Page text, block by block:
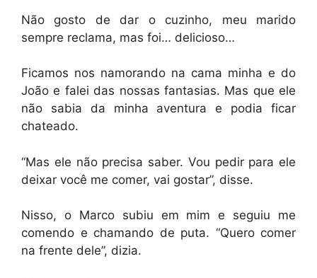
Não gosto de dar o cuzinho, meu marido
sempre reclama, mas foi… delicioso…
Ficamos nos namorando na cama minha e do
João e falei das nossas fantasias. Mas que ele
não sabia da minha aventura e podia ficar
chateado.
“Mas ele não precisa saber. Vou pedir para ele
deixar você me comer, vai gostar”, disse.
Nisso, o Marco subiu em mim e seguiu me
comendo e chamando de puta. “Quero comer
na frente dele”, dizia.